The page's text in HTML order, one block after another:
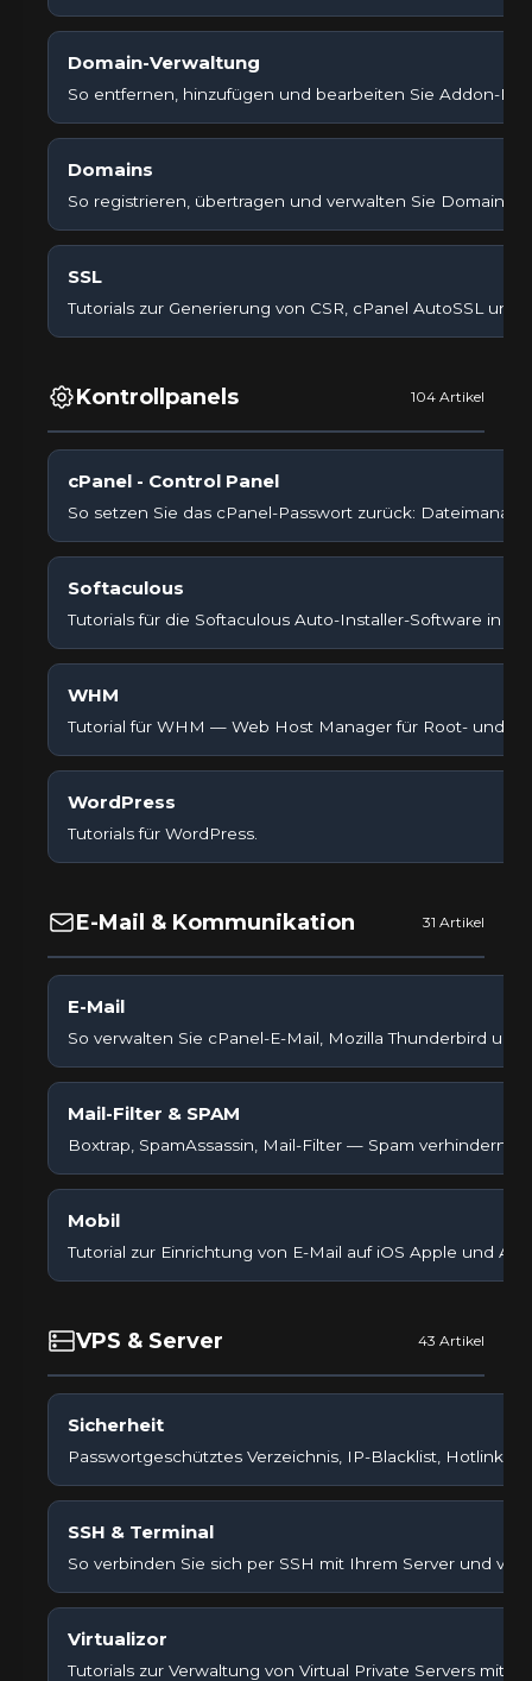
Domain-Verwaltung
So entfernen, hinzufügen und bearbeiten Sie Addon-
Domains
So registrieren, übertragen und verwalten Sie
SSL
Tutorials zur Generierung von CSR, cPanel AutoSSL und
Kontrollpanels 104 Artikel
cPanel - Control Panel
So setzen Sie das cPanel-Passwort zurück:
Softaculous
Tutorials für die Softaculous Auto-Installer-Software in
WHM
Tutorial für WHM — Web Host Manager für Root- und
WordPress
Tutorials für WordPress.
E-Mail & Kommunikation 31 Artikel
E-Mail
So verwalten Sie cPanel-E-Mail, Mozilla Thunderbird und
Mail-Filter & SPAM
Boxtrap, SpamAssassin, Mail-Filter — Spam verhindern.
Mobil
Tutorial zur Einrichtung von E-Mail auf iOS Apple und
VPS & Server 43 Artikel
Sicherheit
Passwortgeschütztes Verzeichnis, IP-Blacklist, Hotlink-
SSH & Terminal
So verbinden Sie sich per SSH mit Ihrem Server und
Virtualizor
Tutorials zur Verwaltung von Virtual Private Servers mit